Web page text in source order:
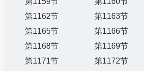
第1162节
第1163节
第1165节
第1166节
第1168节
第1169节
第1171节
第1172节